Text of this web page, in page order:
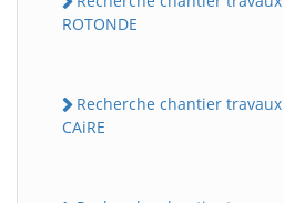
ROTONDE
Recherche chantier travaux
CAiRE